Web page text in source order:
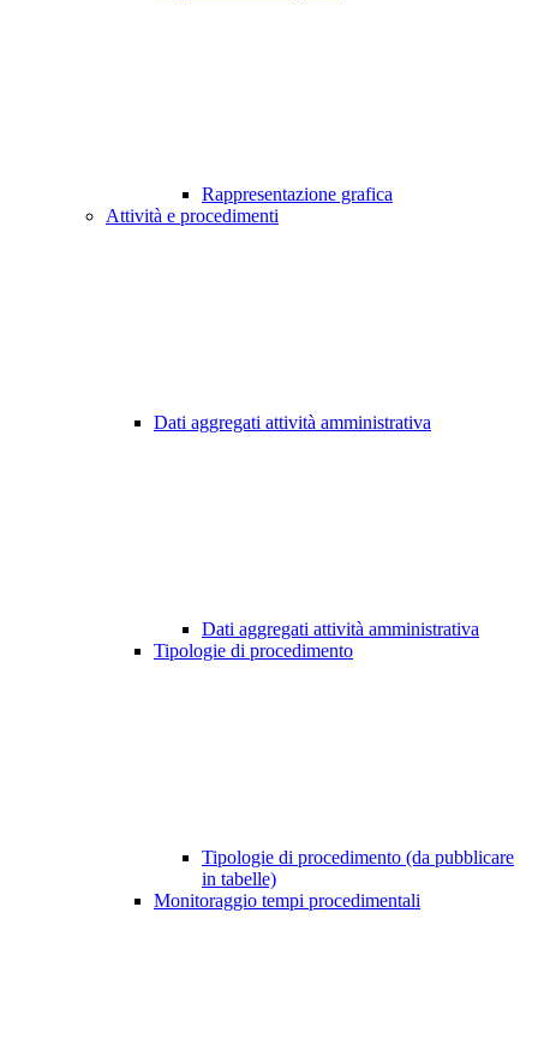
Rappresentazione grafica
Attività e procedimenti
Dati aggregati attività amministrativa
Dati aggregati attività amministrativa
Tipologie di procedimento
Tipologie di procedimento (da pubblicare
in tabelle)
Monitoraggio tempi procedimentali